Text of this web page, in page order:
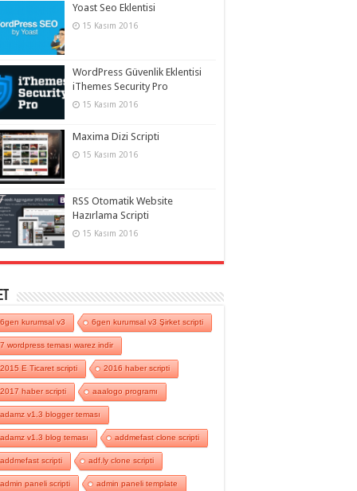
Yoast Seo Eklentisi
15 Kasım 2016
WordPress Güvenlik Eklentisi
iThemes Security Pro
15 Kasım 2016
Maxima Dizi Scripti
15 Kasım 2016
RSS Otomatik Website
Hazırlama Scripti
15 Kasım 2016
6gen kurumsal v3 6gen kurumsal v3 Şirket scripti
7 wordpress teması warez indir
2015 E Ticaret scripti 2016 haber scripti
2017 haber scripti aaalogo programı
adamz v1.3 blogger teması
adamz v1.3 blog teması addmefast clone scripti
addmefast scripti adf.ly clone scripti
admin paneli scripti admin paneli template